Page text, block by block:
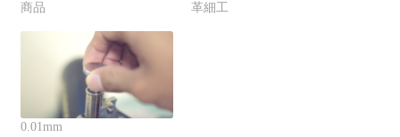
商品
革細工
0.01mm